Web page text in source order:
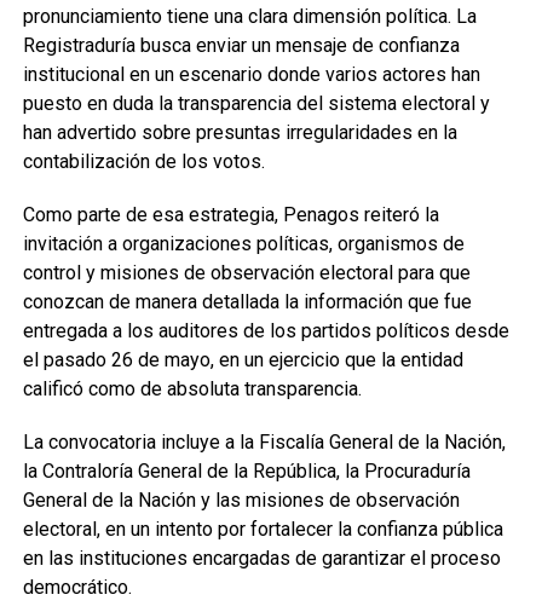
pronunciamiento tiene una clara dimensión política. La
Registraduría busca enviar un mensaje de confianza
institucional en un escenario donde varios actores han
puesto en duda la transparencia del sistema electoral y
han advertido sobre presuntas irregularidades en la
contabilización de los votos.
Como parte de esa estrategia, Penagos reiteró la
invitación a organizaciones políticas, organismos de
control y misiones de observación electoral para que
conozcan de manera detallada la información que fue
entregada a los auditores de los partidos políticos desde
el pasado 26 de mayo, en un ejercicio que la entidad
calificó como de absoluta transparencia.
La convocatoria incluye a la Fiscalía General de la Nación,
la Contraloría General de la República, la Procuraduría
General de la Nación y las misiones de observación
electoral, en un intento por fortalecer la confianza pública
en las instituciones encargadas de garantizar el proceso
democrático.